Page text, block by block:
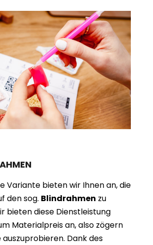
Variante bieten wir Ihnen an, die
den sog. Blindrahmen zu
bieten diese Dienstleistung
Materialpreis an, also zögern
auszuprobieren. Dank des